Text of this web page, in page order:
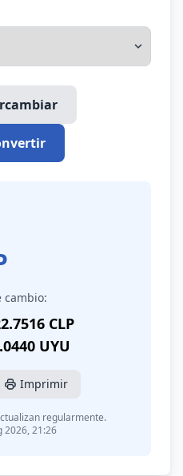
cambio:
CLP
UYU
Imprimir
regularmente.
2026, 21:26